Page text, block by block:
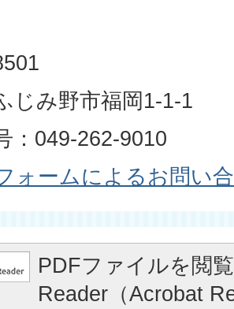
じみ野市福岡1-1-1
：049-262-9010
ォームによるお問い
PDFファイルを閲
Reader（Acrobat